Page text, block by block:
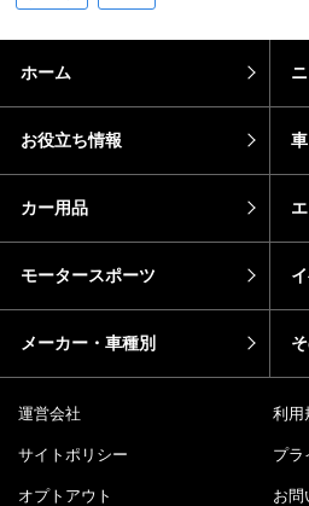
ホーム
お役立ち情報
カー用品
モータースポーツ
メーカー・車種別
運営会社 利用
サイトポリシー プラ
オプトアウト お問